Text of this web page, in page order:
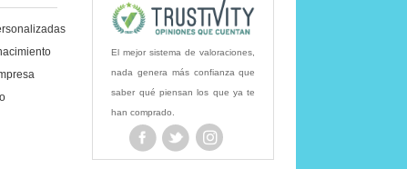
El mejor sistema de valoraciones,
nada genera más confianza que
saber qué piensan los que ya te
han comprado.